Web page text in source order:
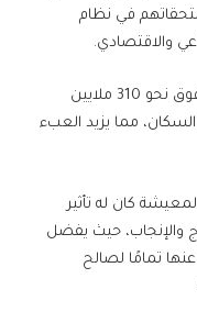
في نظام
والاقتصادي.
وبلغ عدد الصينيين في سن 60 عامًا فما فوق نحو 310 ملايين
من إجمالي السكان، مما يزيد العبء
كان له تأثير
والإنجاب، حيث يفضل
تمامًا لصالح